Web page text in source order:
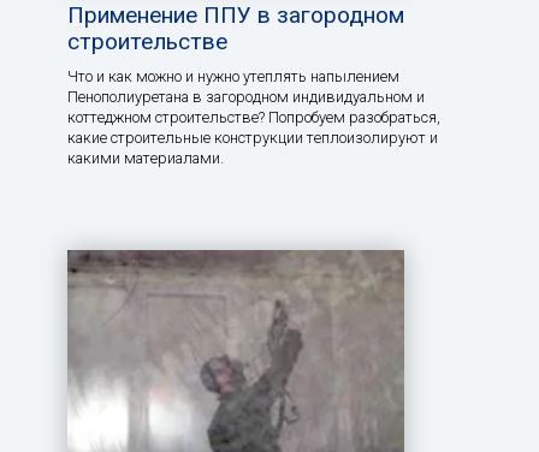
Применение ППУ в загородном
строительстве
Что и как можно и нужно утеплять напылением
Пенополиуретана в загородном индивидуальном и
коттеджном строительстве? Попробуем разобраться,
какие строительные конструкции теплоизолируют и
какими материалами.